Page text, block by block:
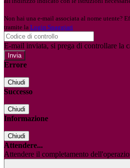
Non hai una e-mail associata al nome utente?
tramite la Login Spaggiari
E-mail inviata, si prega di controllare la
Errore
Chiudi
Successo
Chiudi
Informazione
Chiudi
Attendere...
Attendere il completamento